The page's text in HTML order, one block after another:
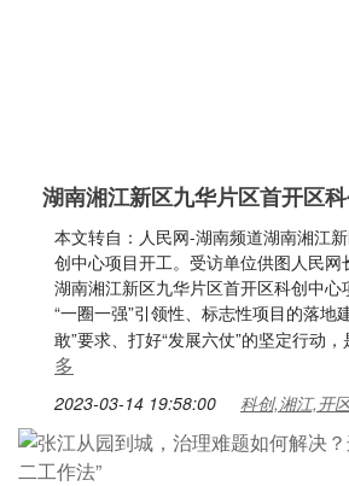
湖南湘江新区九华片区首开区
本文转自：人民网-湖南频道湖南湘江
创中心项目开工。受访单位供图人民网
湖南湘江新区九华片区首开区科创中
“一圈一强”引领性、标志性项目的落地
敢”要求、打好“发展六仗”的坚定行动
多
2023-03-14 19:58:00 科创,湘江,开